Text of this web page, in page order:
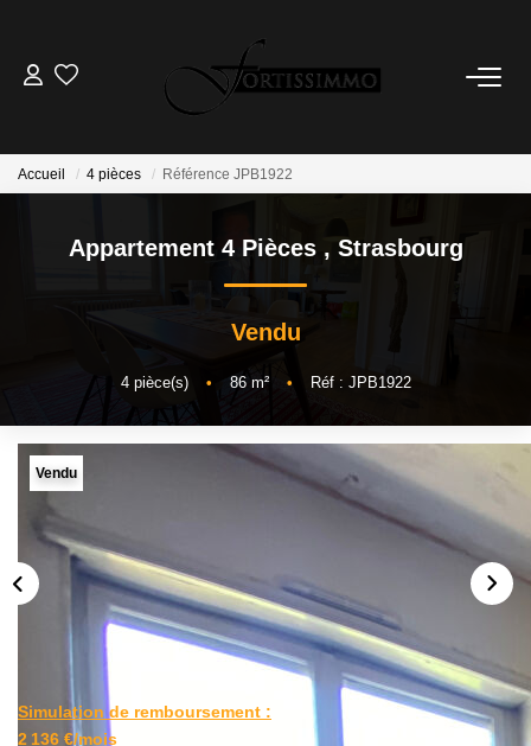
Tous Nos Biens
Neuf
LOCATIONS
ESTIMATION
Notre Agence
Notre Équipe
Nos Actualités
Contact
Accueil 4 pièces Référence JPB1922
Appartement 4 Pièces , Strasbourg
Vendu
4pièce(s) • 86m² • Réf : JPB1922
Vendu
Simulation de remboursement :
2 136 €/mois